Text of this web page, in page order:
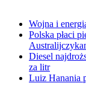
Wojna i
Polska płaci
Diesel
za litr
Luiz Hanania